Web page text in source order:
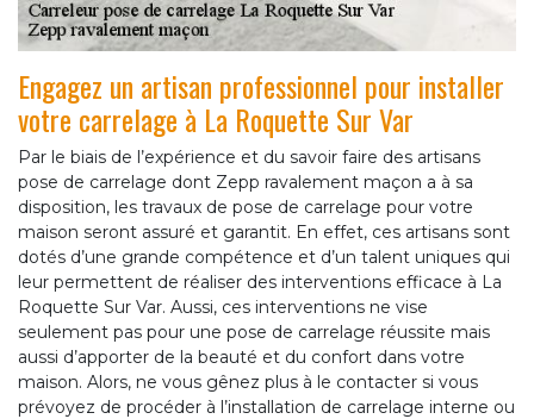
Engagez un artisan professionnel pour installer
votre carrelage à La Roquette Sur Var
Par le biais de l’expérience et du savoir faire des artisans
pose de carrelage dont Zepp ravalement maçon a à sa
disposition, les travaux de pose de carrelage pour votre
maison seront assuré et garantit. En effet, ces artisans sont
dotés d’une grande compétence et d’un talent uniques qui
leur permettent de réaliser des interventions efficace à La
Roquette Sur Var. Aussi, ces interventions ne vise
seulement pas pour une pose de carrelage réussite mais
aussi d’apporter de la beauté et du confort dans votre
maison. Alors, ne vous gênez plus à le contacter si vous
prévoyez de procéder à l’installation de carrelage interne ou